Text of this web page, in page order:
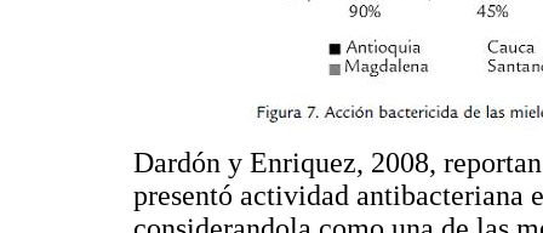
Dardón y Enriquez, 2008,
presentó actividad antibacteriana